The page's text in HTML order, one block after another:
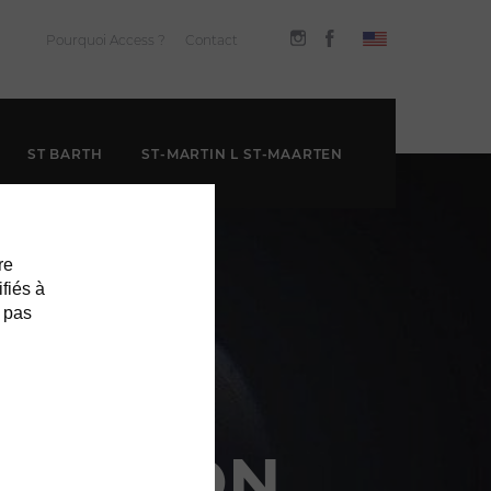
Pourquoi Access ? Contact
ST BARTH ST-MARTIN L ST-MAARTEN
à
pas